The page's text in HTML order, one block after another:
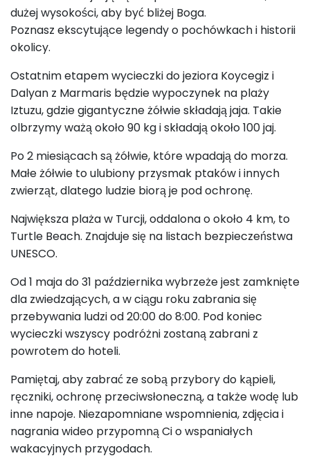
dużej wysokości, aby być bliżej Boga.
Poznasz ekscytujące legendy o pochówkach i historii
okolicy.
Ostatnim etapem wycieczki do jeziora Koycegiz i
Dalyan z Marmaris będzie wypoczynek na plaży
Iztuzu, gdzie gigantyczne żółwie składają jaja. Takie
olbrzymy ważą około 90 kg i składają około 100 jaj.
Po 2 miesiącach są żółwie, które wpadają do morza.
Małe żółwie to ulubiony przysmak ptaków i innych
zwierząt, dlatego ludzie biorą je pod ochronę.
Największa plaża w Turcji, oddalona o około 4 km, to
Turtle Beach. Znajduje się na listach bezpieczeństwa
UNESCO.
Od 1 maja do 31 października wybrzeże jest zamknięte
dla zwiedzających, a w ciągu roku zabrania się
przebywania ludzi od 20:00 do 8:00. Pod koniec
wycieczki wszyscy podróżni zostaną zabrani z
powrotem do hoteli.
Pamiętaj, aby zabrać ze sobą przybory do kąpieli,
ręczniki, ochronę przeciwsłoneczną, a także wodę lub
inne napoje. Niezapomniane wspomnienia, zdjęcia i
nagrania wideo przypomną Ci o wspaniałych
wakacyjnych przygodach.